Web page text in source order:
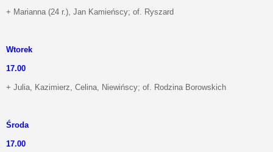
+ Marianna (24 r.), Jan Kamieńscy; of. Ryszard
Wtorek
17.00
+ Julia, Kazimierz, Celina, Niewińscy; of. Rodzina Borowskich
Środa
17.00